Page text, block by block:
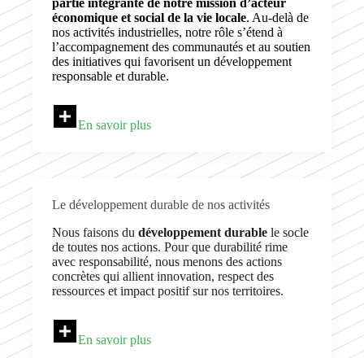
économique et social de la vie locale. Au-delà de
nos activités industrielles, notre rôle s’étend à
l’accompagnement des communautés et au soutien
des initiatives qui favorisent un développement
responsable et durable.
En savoir plus
Le développement durable de nos activités
Nous faisons du développement durable le socle
de toutes nos actions. Pour que durabilité rime
avec responsabilité, nous menons des actions
concrètes qui allient innovation, respect des
ressources et impact positif sur nos territoires.
En savoir plus